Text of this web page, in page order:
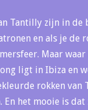
Tantilly zijn in de
en als je de
Maar waar
ligt in Ibiza en
rokken van
En het mooie is dat